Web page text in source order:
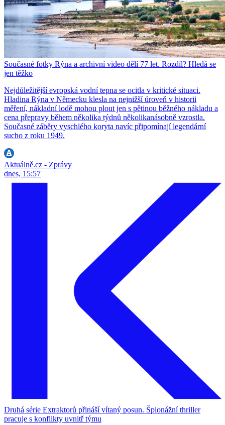
Současné fotky Rýna a archivní video dělí 77 let. Rozdíl? Hledá se
jen těžko
Nejdůležitější evropská vodní tepna se ocitla v kritické situaci.
Hladina Rýna v Německu klesla na nejnižší úroveň v historii
měření, nákladní lodě mohou plout jen s pětinou běžného nákladu a
cena přepravy během několika týdnů několikanásobně vzrostla.
Současné záběry vyschlého koryta navíc připomínají legendární
sucho z roku 1949.
Aktuálně.cz - Zprávy
dnes, 15:57
Druhá série Extraktorů přináší vítaný posun. Špionážní thriller
pracuje s konflikty uvnitř týmu